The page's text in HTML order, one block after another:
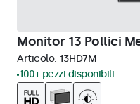
Monitor 13 Pollici
Articolo: 13HD7M
100+ pezzi disponibili